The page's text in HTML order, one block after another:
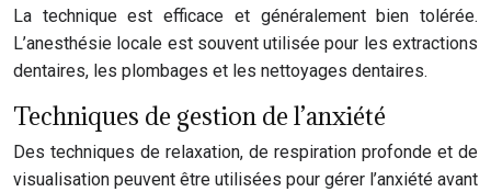
La technique est efficace et généralement bien tolérée.
L’anesthésie locale est souvent utilisée pour les extractions
dentaires, les plombages et les nettoyages dentaires.
Techniques de gestion de l’anxiété
Des techniques de relaxation, de respiration profonde et de
visualisation peuvent être utilisées pour gérer l’anxiété avant